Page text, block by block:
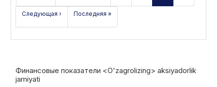
Следующая › Последняя »
Финансовые показатели <O'zagrolizing> aksiyadorlik
jamiyati